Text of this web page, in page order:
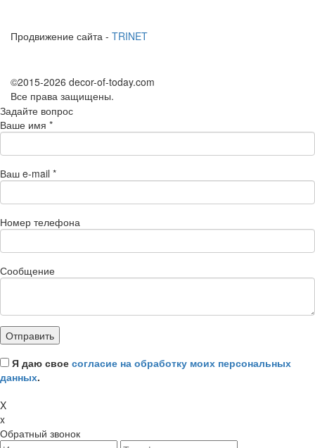
Продвижение сайта - TRINET
©2015-2026 decor-of-today.com
Все права защищены.
Задайте вопрос
Ваше имя *
Ваш e-mail *
Номер телефона
Сообщение
Я даю свое согласие на обработку моих персональных
данных.
X
x
Обратный звонок